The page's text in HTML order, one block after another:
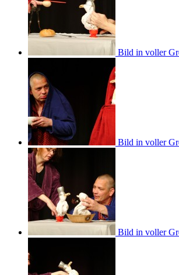
Bild in voller
Bild in voller
Bild in voller